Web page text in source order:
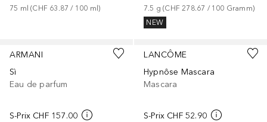
75 ml (CHF 63.87 / 100 ml) 7.5 g (CHF 278.67 / 100 Gramm)
NEW
ARMANI
Sì
Eau de parfum
S-Prix CHF 157.00
LANCÔME
Hypnôse Mascara
Mascara
S-Prix CHF 52.90